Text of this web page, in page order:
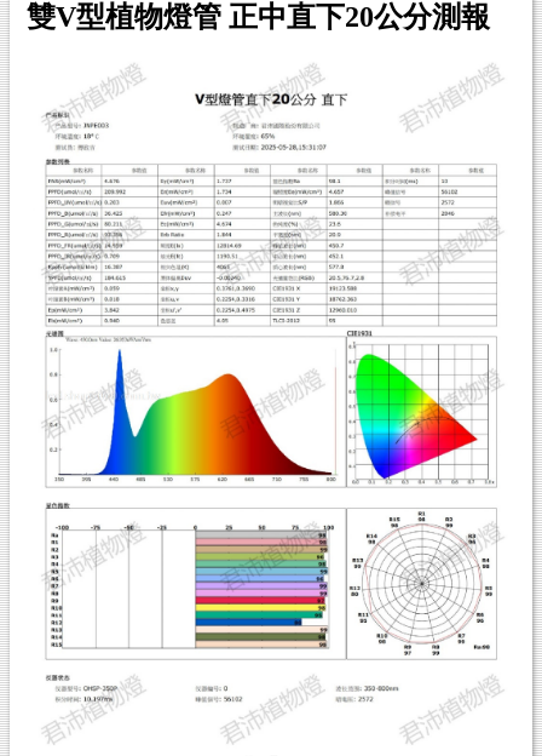
雙V型植物燈管 正中直下20公分測報